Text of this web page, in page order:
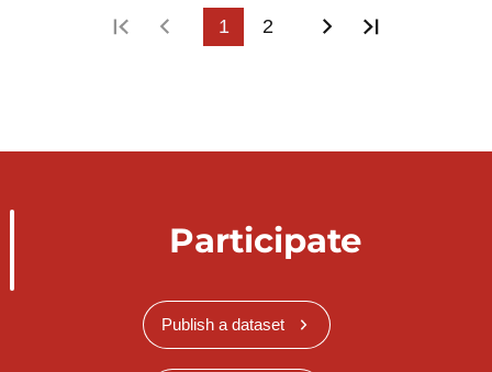
First pagePrevious page
1 2 Next page
Participate
Publish a dataset